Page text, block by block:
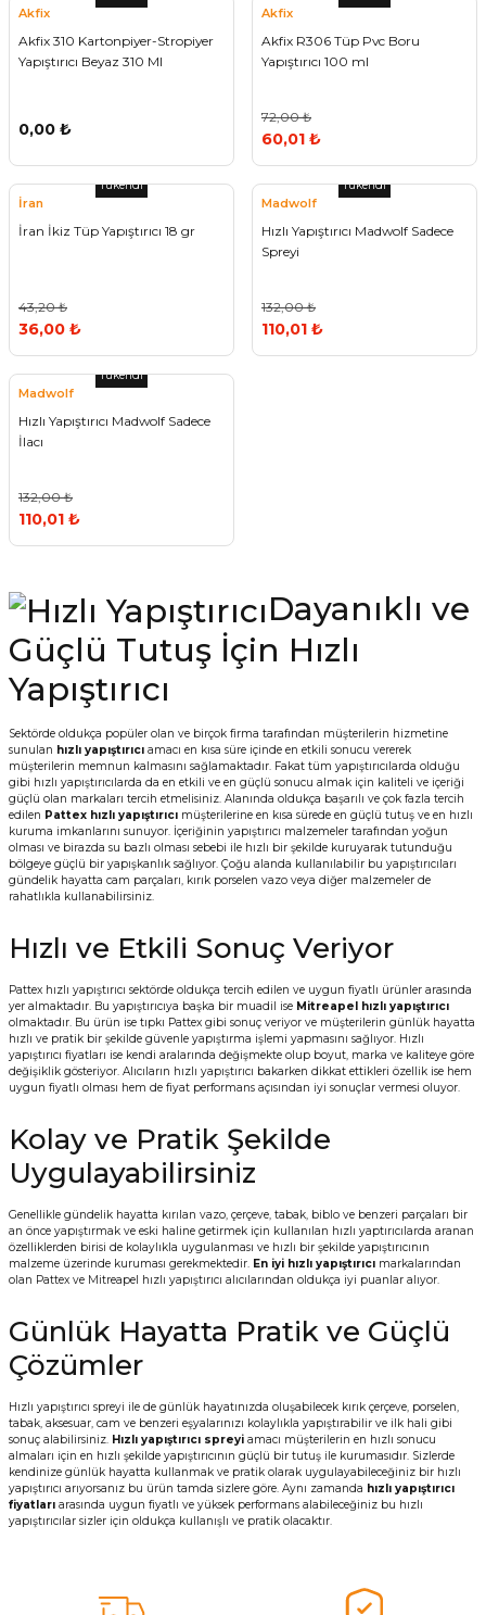
Papuç Çeşitleri
Elektronik Kilitler
Vida, Dübel ve Çivi
Zımba Teli
Zımpara Çeşitleri
Silikon Tabancaları
Tuvalet Fırçalığı
Tuvalet Kağıtlılığı
Akfix
Akfix 310 Kartonpiyer-Stropiyer
Yapıştırıcı Beyaz 310 Ml
0,00 ₺
Akfix
Akfix R306 Tüp Pvc Boru
Yapıştırıcı 100 ml
72,00 ₺
60,01 ₺
Tükendi
İran
İran İkiz Tüp Yapıştırıcı 18 gr
43,20 ₺
36,00 ₺
Tükendi
Madwolf
Hızlı Yapıştırıcı Madwolf Sadece
Spreyi
132,00 ₺
110,01 ₺
Tükendi
Madwolf
Hızlı Yapıştırıcı Madwolf Sadece
İlacı
132,00 ₺
110,01 ₺
Dayanıklı ve
Güçlü Tutuş İçin Hızlı
Yapıştırıcı
Sektörde oldukça popüler olan ve birçok firma tarafından müşterilerin hizmetine
sunulan hızlı yapıştırıcı amacı en kısa süre içinde en etkili sonucu vererek
müşterilerin memnun kalmasını sağlamaktadır. Fakat tüm yapıştırıcılarda olduğu
gibi hızlı yapıştırıcılarda da en etkili ve en güçlü sonucu almak için kaliteli ve içeriği
güçlü olan markaları tercih etmelisiniz. Alanında oldukça başarılı ve çok fazla tercih
edilen Pattex hızlı yapıştırıcı müşterilerine en kısa sürede en güçlü tutuş ve en hızlı
kuruma imkanlarını sunuyor. İçeriğinin yapıştırıcı malzemeler tarafından yoğun
olması ve birazda su bazlı olması sebebi ile hızlı bir şekilde kuruyarak tutunduğu
bölgeye güçlü bir yapışkanlık sağlıyor. Çoğu alanda kullanılabilir bu yapıştırıcıları
gündelik hayatta cam parçaları, kırık porselen vazo veya diğer malzemeler de
rahatlıkla kullanabilirsiniz.
Hızlı ve Etkili Sonuç Veriyor
Pattex hızlı yapıştırıcı sektörde oldukça tercih edilen ve uygun fiyatlı ürünler arasında
yer almaktadır. Bu yapıştırıcıya başka bir muadil ise Mitreapel hızlı yapıştırıcı
olmaktadır. Bu ürün ise tıpkı Pattex gibi sonuç veriyor ve müşterilerin günlük hayatta
hızlı ve pratik bir şekilde güvenle yapıştırma işlemi yapmasını sağlıyor. Hızlı
yapıştırıcı fiyatları ise kendi aralarında değişmekte olup boyut, marka ve kaliteye göre
değişiklik gösteriyor. Alıcıların hızlı yapıştırıcı bakarken dikkat ettikleri özellik ise hem
uygun fiyatlı olması hem de fiyat performans açısından iyi sonuçlar vermesi oluyor.
Kolay ve Pratik Şekilde
Uygulayabilirsiniz
Genellikle gündelik hayatta kırılan vazo, çerçeve, tabak, biblo ve benzeri parçaları bir
an önce yapıştırmak ve eski haline getirmek için kullanılan hızlı yaptırıcılarda aranan
özelliklerden birisi de kolaylıkla uygulanması ve hızlı bir şekilde yapıştırıcının
malzeme üzerinde kuruması gerekmektedir. En iyi hızlı yapıştırıcı markalarından
olan Pattex ve Mitreapel hızlı yapıştırıcı alıcılarından oldukça iyi puanlar alıyor.
Günlük Hayatta Pratik ve Güçlü
Çözümler
Hızlı yapıştırıcı spreyi ile de günlük hayatınızda oluşabilecek kırık çerçeve, porselen,
tabak, aksesuar, cam ve benzeri eşyalarınızı kolaylıkla yapıştırabilir ve ilk hali gibi
sonuç alabilirsiniz. Hızlı yapıştırıcı spreyi amacı müşterilerin en hızlı sonucu
almaları için en hızlı şekilde yapıştırıcının güçlü bir tutuş ile kurumasıdır. Sizlerde
kendinize günlük hayatta kullanmak ve pratik olarak uygulayabileceğiniz bir hızlı
yapıştırıcı arıyorsanız bu ürün tamda sizlere göre. Aynı zamanda hızlı yapıştırıcı
fiyatları arasında uygun fiyatlı ve yüksek performans alabileceğiniz bu hızlı
yapıştırıcılar sizler için oldukça kullanışlı ve pratik olacaktır.